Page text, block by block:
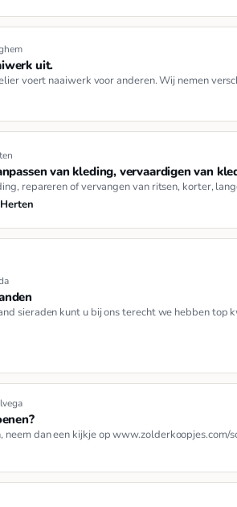
uit.
voert naaiwerk voor anderen. Wij nemen
van kleding, vervaardigen van
repareren of vervangen van ritsen, korter,
sieraden kunt u bij ons terecht we hebben top
neem dan een kijkje op